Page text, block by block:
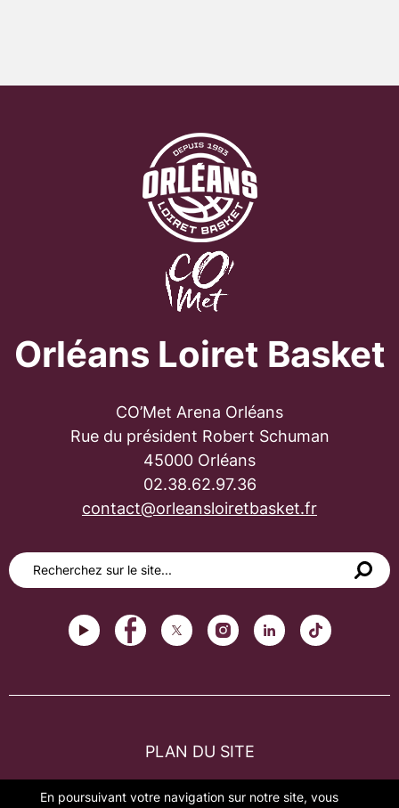
En poursuivant votre navigation sur notre site, vous
Orléans Loiret Basket
CO’Met Arena Orléans
Rue du président Robert Schuman
45000 Orléans
02.38.62.97.36
contact@orleansloiretbasket.fr
PLAN DU SITE